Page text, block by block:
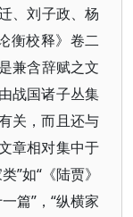
、刘子政、杨
衡校释》卷二
兼含辞赋之文
战国诸子丛集
关，而且还与
章相对集中于
”如“《陆贾》
篇”，“纵横家